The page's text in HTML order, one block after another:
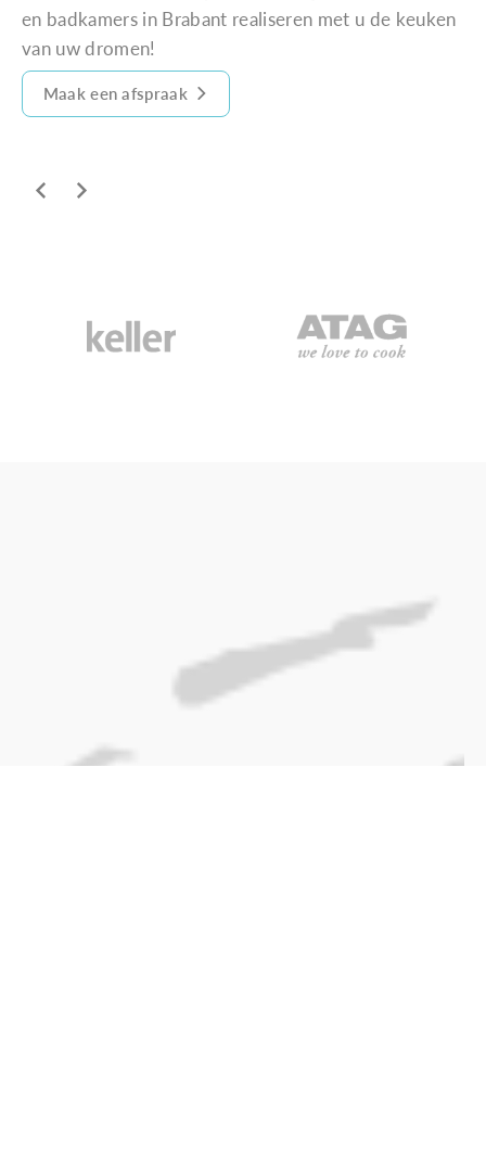
en badkamers in Brabant realiseren met u de keuken
van uw dromen!
Maak een afspraak